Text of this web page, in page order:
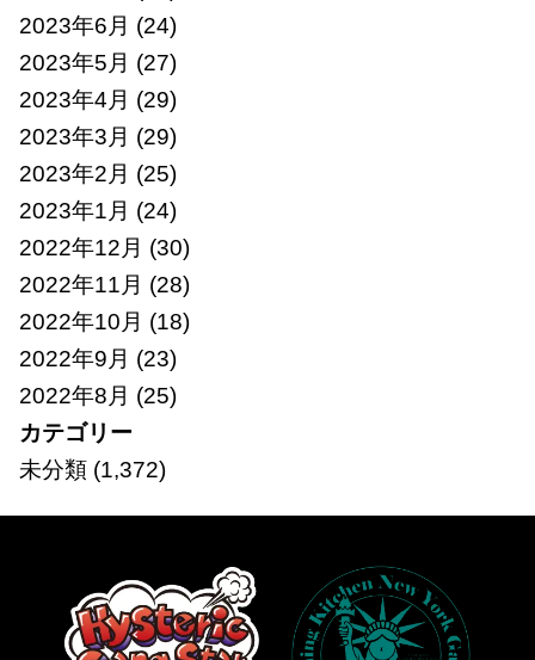
2023年6月 (24)
2023年5月 (27)
2023年4月 (29)
2023年3月 (29)
2023年2月 (25)
2023年1月 (24)
2022年12月 (30)
2022年11月 (28)
2022年10月 (18)
2022年9月 (23)
2022年8月 (25)
カテゴリー
未分類(1,372)